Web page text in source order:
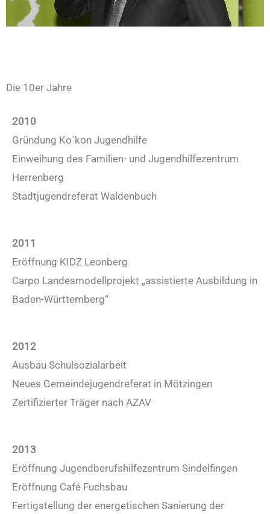
Die 10er Jahre
2010
Gründung Ko´kon Jugendhilfe
Einweihung des Familien- und Jugendhilfezentrum
Herrenberg
Stadtjugendreferat Waldenbuch
2011
Eröffnung KIDZ Leonberg
Carpo Landesmodellprojekt „assistierte Ausbildung in
Baden-Württemberg“
2012
Ausbau Schulsozialarbeit
Neues Gemeindejugendreferat in Mötzingen
Zertifizierter Träger nach AZAV
2013
Eröffnung Jugendberufshilfezentrum Sindelfingen
Eröffnung Café Fuchsbau
Fertigstellung der energetischen Sanierung der